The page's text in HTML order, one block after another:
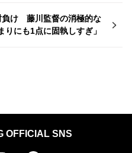
負け 藤川監督の消極的な
にも1点に固執しすぎ」
OFFICIAL SNS